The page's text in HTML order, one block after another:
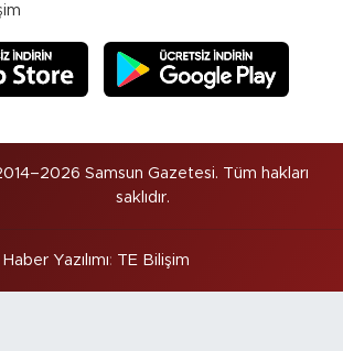
Samsun Gazetesi. Tüm hakları
saklıdır.
Haber Yazılımı: TE Bilişim